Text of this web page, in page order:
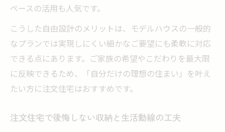
ペースの活用も人気です。
こうした自由設計のメリットは、モデルハウスの一般的
なプランでは実現しにくい細かなご要望にも柔軟に対応
できる点にあります。ご家族の希望やこだわりを最大限
に反映できるため、「自分だけの理想の住まい」を叶え
たい方に注文住宅はおすすめです。
注文住宅で後悔しない収納と生活動線の工夫